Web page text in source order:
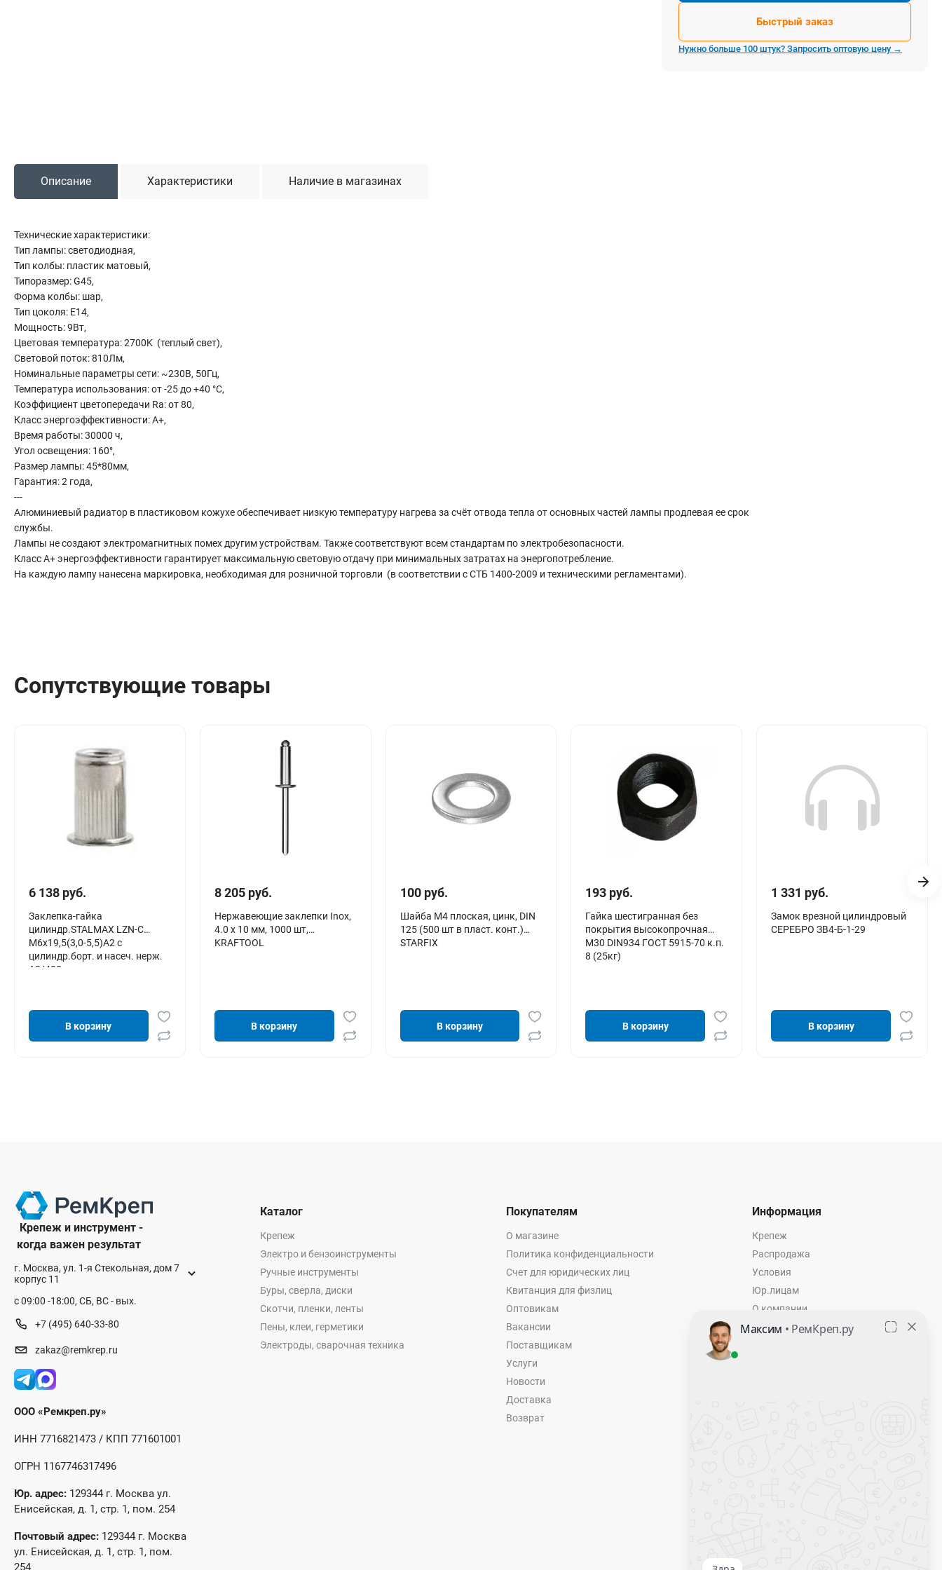
Электростроительное оборудование
Тепловое оборудование
Автомобильный инструмент
Наборы шоферские
Тросы буксировочные
Щетки, скребки и лопаты автомобильные
Тали цепные
Сантехника
Канализация
Соединители сантехнические
Таймеры подачи воды
Водонагреватели накопительные
Тройники сантехнические
Быстрый заказ
Нужно больше 100 штук? Запросить оптовую цену →
Описание Характеристики Наличие в магазинах
Технические характеристики:
Тип лампы: светодиодная,
Тип колбы: пластик матовый,
Типоразмер: G45,
Форма колбы: шар,
Тип цоколя: E14,
Мощность: 9Вт,
Цветовая температура: 2700K (теплый свет),
Световой поток: 810Лм,
Номинальные параметры сети: ~230В, 50Гц,
Температура использования: от -25 до +40 °C,
Коэффициент цветопередачи Ra: от 80,
Класс энергоэффективности: А+,
Время работы: 30000 ч,
Угол освещения: 160°,
Размер лампы: 45*80мм,
Гарантия: 2 года,
---
Алюминиевый радиатор в пластиковом кожухе обеспечивает низкую температуру нагрева за счёт отвода тепла от основных частей лампы продлевая ее срок
службы.
Лампы не создают электромагнитных помех другим устройствам. Также соответствуют всем стандартам по электробезопасности.
Класс А+ энергоэффективности гарантирует максимальную световую отдачу при минимальных затратах на энергопотребление.
На каждую лампу нанесена маркировка, необходимая для розничной торговли (в соответствии с СТБ 1400-2009 и техническими регламентами).
Сопутствующие товары
6 138 руб.
Заклепка-гайка
цилиндр.STALMAX LZN-C
M6x19,5(3,0-5,5)A2 с
цилиндр.борт. и насеч. нерж.
А2/400 шт
В корзину
8 205 руб.
Нержавеющие заклепки Inox,
4.0 х 10 мм, 1000 шт,
KRAFTOOL
В корзину
100 руб.
Шайба М4 плоская, цинк, DIN
125 (500 шт в пласт. конт.)
STARFIX
В корзину
193 руб.
Гайка шестигранная без
покрытия высокопрочная
М30 DIN934 ГОСТ 5915-70 к.п.
8 (25кг)
В корзину
1 331 руб.
Замок врезной цилиндровый
СЕРЕБРО ЗВ4-Б-1-29
В корзину
Крепеж и инструмент -
когда важен результат
г. Москва, ул. 1-я Стекольная, дом 7
корпус 11
с 09:00 -18:00, СБ, ВС - вых.
+7 (495) 640-33-80
zakaz@remkrep.ru
ООО «Ремкреп.ру»
ИНН 7716821473 / КПП 771601001
ОГРН 1167746317496
Юр. адрес: 129344 г. Москва ул.
Енисейская, д. 1, стр. 1, пом. 254
Почтовый адрес: 129344 г. Москва
ул. Енисейская, д. 1, стр. 1, пом.
254
Каталог
Крепеж
Электро и бензоинструменты
Ручные инструменты
Буры, сверла, диски
Скотчи, пленки, ленты
Пены, клеи, герметики
Электроды, сварочная техника
Покупателям
О магазине
Политика конфиденциальности
Счет для юридических лиц
Квитанция для физлиц
Оптовикам
Вакансии
Поставщикам
Услуги
Новости
Доставка
Возврат
Информация
Крепеж
Распродажа
Условия
Юр.лицам
О компании
Контакты